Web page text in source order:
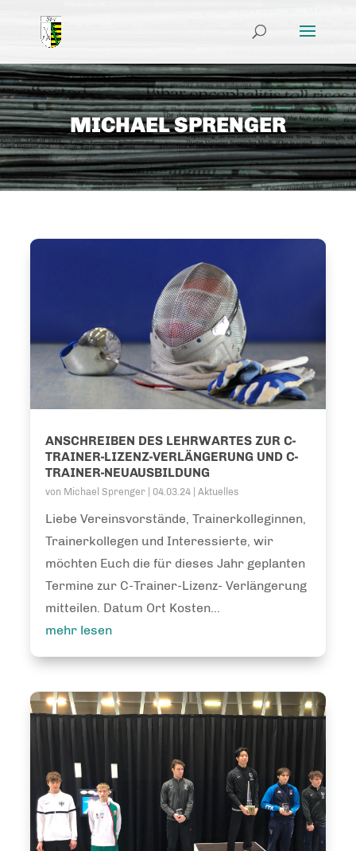
MICHAEL SPRENGER
ANSCHREIBEN DES LEHRWARTES ZUR C-
TRAINER-LIZENZ-VERLÄNGERUNG UND C-
TRAINER-NEUAUSBILDUNG
von Michael Sprenger 04.03.24 |Aktuelles
Liebe Vereinsvorstände, Trainerkolleginnen,
Trainerkollegen und Interessierte, wir
möchten Euch die für dieses Jahr geplanten
Termine zur C-Trainer-Lizenz- Verlängerung
mitteilen. Datum Ort Kosten...
mehr lesen